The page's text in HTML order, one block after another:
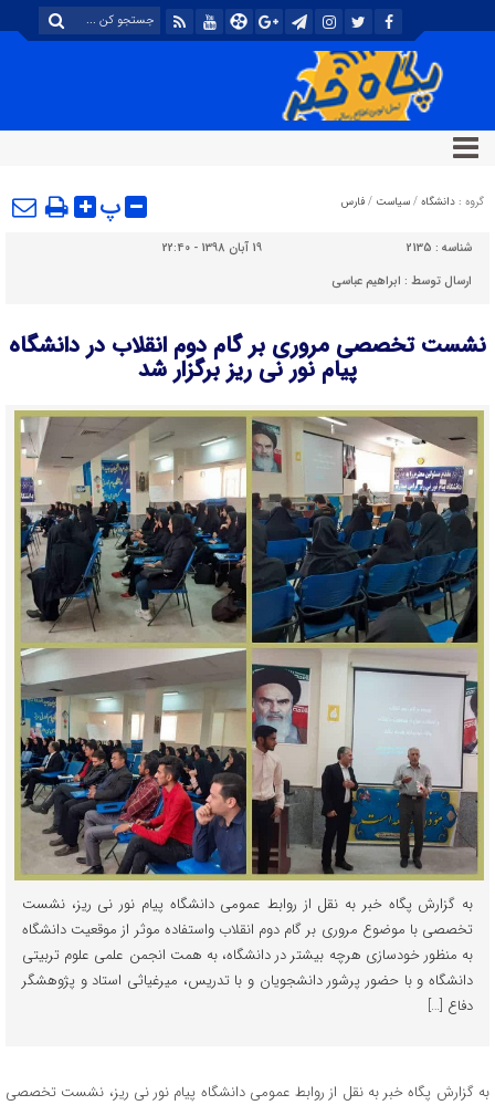
گروه : دانشگاه / سیاست / فارس پ
شناسه : 2135
19 آبان 1398 - 22:40
ارسال توسط : ابراهیم عباسی
نشست تخصصی مروری بر گام دوم انقلاب در دانشگاه
پیام نور نی ریز برگزار شد
به گزارش پگاه خبر به نقل از روابط عمومی دانشگاه پیام نور نی ریز، نشست
تخصصی با موضوع مروری بر گام دوم انقلاب واستفاده موثر از موقعیت دانشگاه
به منظور خودسازی هرچه بیشتر در دانشگاه، به همت انجمن علمی علوم تربیتی
دانشگاه و با حضور پرشور دانشجویان و با تدریس، میرغیاثی استاد و پژوهشگر
دفاع […]
به گزارش پگاه خبر به نقل از روابط عمومی دانشگاه پیام نور نی ریز، نشست تخصصی